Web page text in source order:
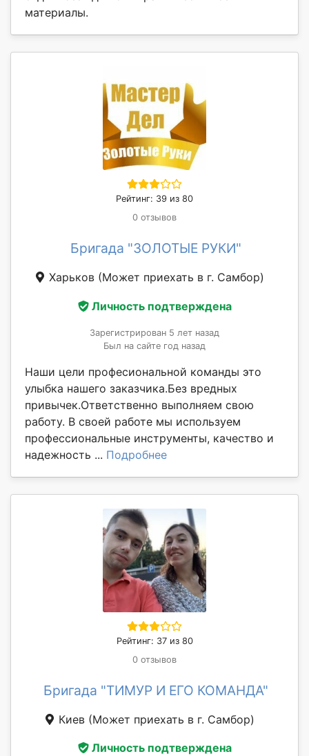
материалы.
Рейтинг: 39 из 80
0 отзывов
Бригада "ЗОЛОТЫЕ РУКИ"
Харьков (Может приехать в г. Самбор)
Личность подтверждена
Зарегистрирован 5 лет назад
Был на сайте год назад
Наши цели професиональной команды это
улыбка нашего заказчика.Без вредных
привычек.Ответственно выполняем свою
работу. В своей работе мы используем
профессиональные инструменты, качество и
надежность ... Подробнее
Рейтинг: 37 из 80
0 отзывов
Бригада "ТИМУР И ЕГО КОМАНДА"
Киев (Может приехать в г. Самбор)
Личность подтверждена